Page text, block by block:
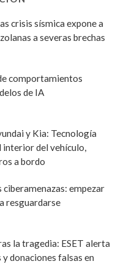
crisis sísmica expone a
a severas brechas
comportamientos
de IA
y Kia: Tecnología
interior del vehículo,
a bordo
ciberamenazas: empezar
resguardarse
la tragedia: ESET alerta
donaciones falsas en